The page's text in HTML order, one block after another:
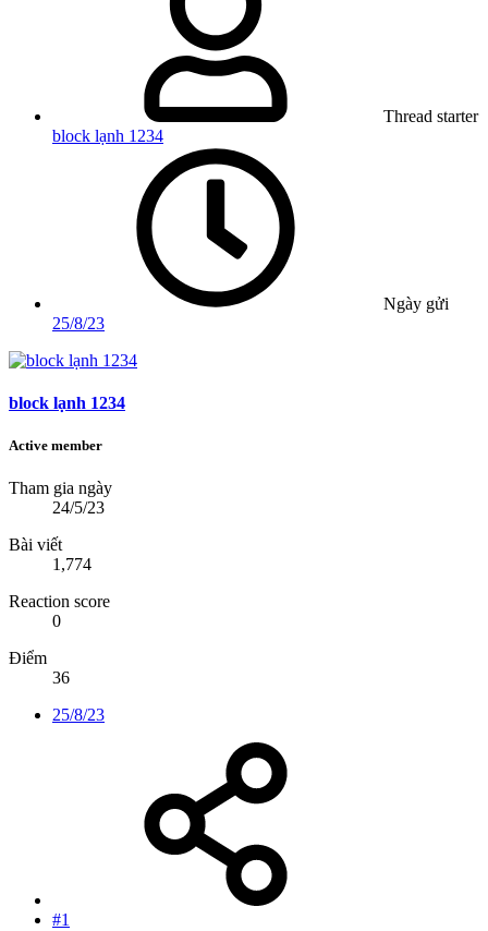
Thread starter
block lạnh 1234
Ngày gửi
25/8/23
block lạnh 1234
Active member
Tham gia ngày
24/5/23
Bài viết
1,774
Reaction score
0
Điểm
36
25/8/23
#1